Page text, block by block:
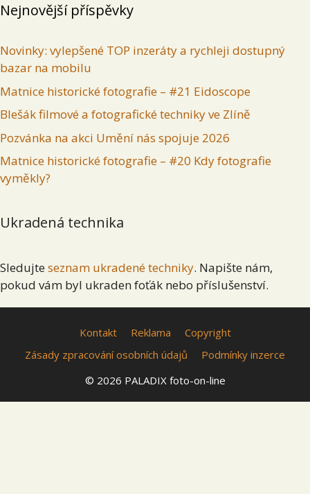
Nejnovější příspěvky
Novinky: vylepšené TOP inzeráty a rychleji dostupný
bazar na mobilu
Matnice historické fotografie – #21 Eidoscope
Blešák filmové a fotografické techniky ve Zlíně
Pozvánka na akci Umění nás spojuje 2026
Matnice historické fotografie – #20 Kdy fotografie
vyměkly?
Ukradená technika
Sledujte seznam ukradené techniky. Napište nám,
pokud vám byl ukraden foťák nebo příslušenství.
Kontakt Reklama
Copyright
Zásady zpracování osobních údajů
Podmínky inzerce
© 2026 PALADIX foto-on-line